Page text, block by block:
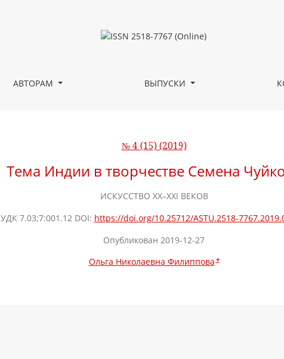
АВТОРАМ ВЫПУСКИ
№ 4 (15) (2019)
Тема Индии в творчестве Семена
ИСКУССТВО XX–XXI ВЕКОВ
УДК 7.03;7:001.12 DOI: https://doi.org/10.25712/ASTU.2518-
Опубликован 2019-12-27
Ольга Николаевна Филиппова +